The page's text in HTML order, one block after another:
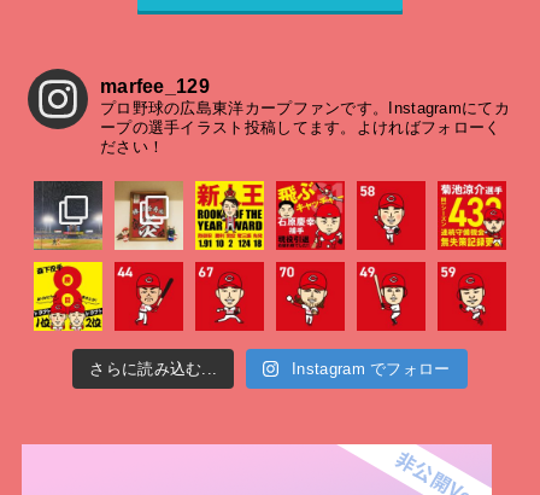
marfee_129
プロ野球の広島東洋カープファンです。Instagramにてカ
ープの選手イラスト投稿してます。よければフォローく
ださい！
さらに読み込む... Instagram でフォロー